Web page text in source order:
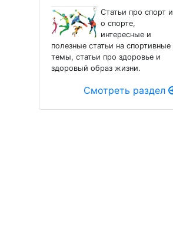
Статьи про спорт и
о спорте,
интересные и
полезные статьи на спортивные
темы, статьи про здоровье и
здоровый образ жизни.
Смотреть раздел